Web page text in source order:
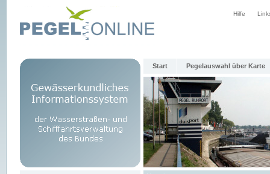
Hilfe
Start Pegelauswahl über Karte